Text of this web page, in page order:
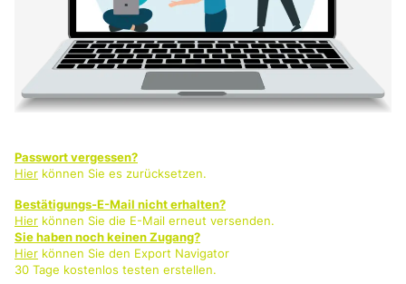
Passwort vergessen?
Hier können Sie es zurücksetzen.
Bestätigungs-E-Mail nicht erhalten?
Hier können Sie die E-Mail erneut versenden.
Sie haben noch keinen Zugang?
Hier können Sie den Export Navigator
30 Tage kostenlos testen erstellen.